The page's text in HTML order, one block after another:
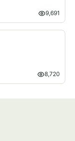
9,691
8,720